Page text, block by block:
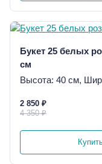
Букет 25 белых
см
Высота: 40 см,
2 850 ₽
4 350 ₽